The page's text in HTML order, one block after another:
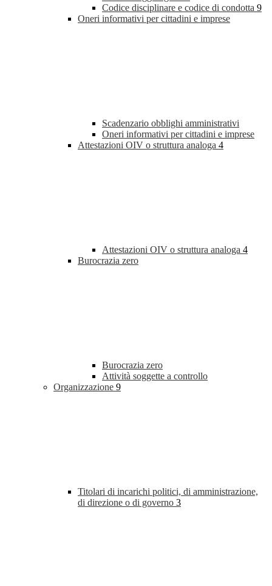
Codice disciplinare e codice di condotta 9
Oneri informativi per cittadini e imprese
Scadenzario obblighi amministrativi
Oneri informativi per cittadini e imprese
Attestazioni OIV o struttura analoga 4
Attestazioni OIV o struttura analoga 4
Burocrazia zero
Burocrazia zero
Attività soggette a controllo
Organizzazione 9
Titolari di incarichi politici, di amministrazione,
di direzione o di governo 3